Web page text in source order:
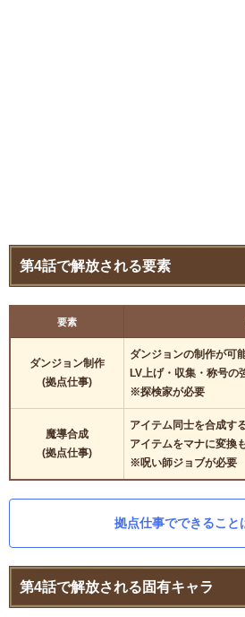
第4話で解放される要素
要素
ダンジョン制作
(拠点仕事)
ダンジョンの制作が可
LV上げ・収集・称号の
※探検家が必要
魔導合成
(拠点仕事)
アイテム同士を合成す
アイテムをマナに変換
※呪い師ジョブが必要
拠点仕事でできること
第4話で解放される固有キャラ